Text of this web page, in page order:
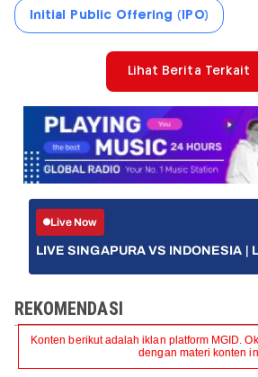
Initial Public Offering (IPO)
Lihat Berita Terkait
Live Now
LIVE SINGAPURA VS INDONESIA |